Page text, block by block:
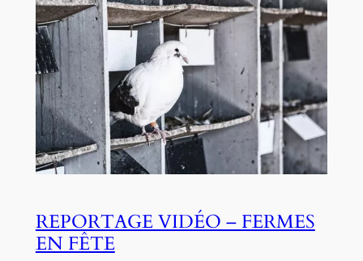
REPORTAGE VIDÉO – FERMES
EN FÊTE